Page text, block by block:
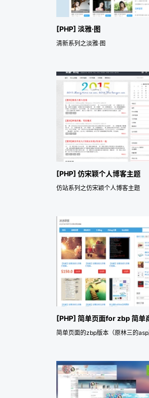
[PHP] 淡雅·图
清新系列之淡雅·图
[PHP] 仿宋颖个人博客主题
仿站系列之仿宋颖个人博客主题
简单页面的zbp版本（原林三的asp